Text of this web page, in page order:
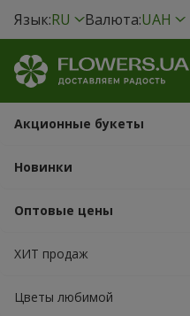
Язык:RU Валюта:UAH
Акционные букеты
Новинки
Оптовые цены
ХИТ продаж
Цветы любимой